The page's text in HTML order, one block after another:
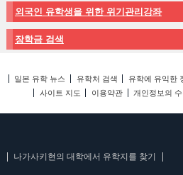
외국인 유학생을 위한 위기관리강좌
장학금 검색
일본 유학 뉴스 유학처 검색 유학에 유익한
사이트 지도
이용약관 개인정보의
나가사키현의 대학에서 유학지를 찾기